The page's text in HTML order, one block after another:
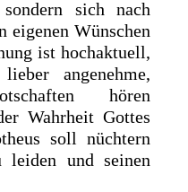
sich nach
eigenen Wünschen
ist hochaktuell,
angenehme,
hören
Wahrheit Gottes
soll nüchtern
leiden und seinen